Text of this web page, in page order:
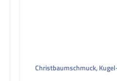
Christbaumschmuck,